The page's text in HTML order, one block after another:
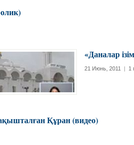
«Даналар
21 Июнь, 2011 | 1
Құран (видео)